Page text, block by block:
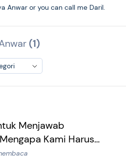
Anwar or you can call me Daril.
(1)
Menjawab
Kami Harus
Anda?”